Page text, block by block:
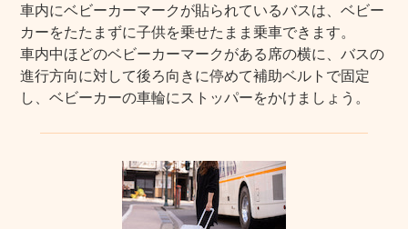
車内にベビーカーマークが貼られているバスは、ベビー
カーをたたまずに子供を乗せたまま乗車できます。
車内中ほどのベビーカーマークがある席の横に、バスの
進行方向に対して後ろ向きに停めて補助ベルトで固定
し、ベビーカーの車輪にストッパーをかけましょう。